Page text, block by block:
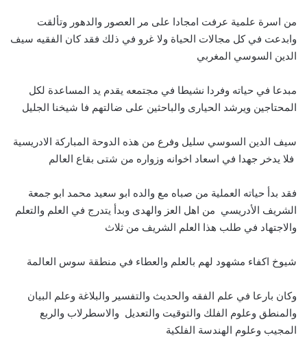
من اسرة علمية عرفت امجادا على مر العصور والدهور وتألقت
وابدعت في كل مجالات الحياة ولا غرو في ذلك فقد كان الفقيه سيف
الدين السوسي المغربي
مبدعا في حياته وفردا نشيطا في مجتمعه يقدم يد المساعدة لكل
المحتاجين ويرشد الحيارى والباحثين على ضالتهم فا شيخنا الجليل
سيف الدين السوسي سليل وفرع من هذه الدوحة المباركة الادريسية
فلا يدخر جهدا في اسعاد اخوانه وزواره من شتى بقاع العالم
فقد بدأ حياته العملية من صباه مع والده ابو سعيد محمد ابو جمعة
الشريف الأدريسي من اهل العز والهدى وبدأ يتدرج في العلم والتعلم
والاجتهاد في طلب هذا العلم الشريف من ثلاث
شيوخ اكفاء مشهود لهم بالعلم والعطاء في منطقة سوس العالمة
وكان بارعا في علم الفقه والحديث والتفسير والبلاغة وعلم البيان
والمنطق وعلوم الفلك والتوقيت والتعديل والاسطرلاب والربع
المجيب وعلوم الهندسة الفلكية